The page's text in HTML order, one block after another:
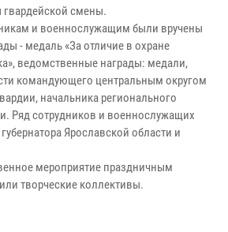
гвардейской смены.
и военнослужащим были вручены
- медаль «За отличие в охране
ведомственные награды: медали,
командующего центральным округом
начальника регионального
Ряд сотрудников и военнослужащих
Ярославской области и
мероприятие праздничным
творческие коллективы.